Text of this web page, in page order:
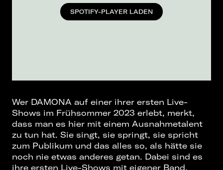
SPOTIFY-PLAYER LADEN
Wer DAMONA auf einer ihrer ersten Live-
Shows im Frühsommer 2023 erlebt, merkt,
dass man es hier mit einem Ausnahmetalent
zu tun hat. Sie singt, sie springt, sie spricht
zum Publikum und das alles so, als hätte sie
noch nie etwas anderes getan. Dabei sind es
ihre ersten Live-Shows mit eigener Band.